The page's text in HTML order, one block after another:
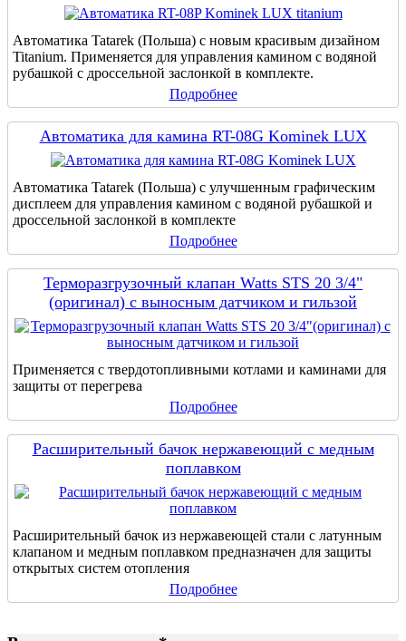
Автоматика Tatarek (Польша) с новым красивым дизайном
Titanium. Применяется для управления камином с водяной
рубашкой с дроссельной заслонкой в комплекте.
Подробнее
Автоматика для камина RT-08G Kominek LUX
Автоматика Tatarek (Польша) с улучшенным графическим
дисплеем для управления камином с водяной рубашкой и
дроссельной заслонкой в комплекте
Подробнее
Терморазгрузочный клапан Watts STS 20 3/4"
(оригинал) с выносным датчиком и гильзой
Применяется с твердотопливными котлами и каминами для
защиты от перегрева
Подробнее
Расширительный бачок нержавеющий с медным
поплавком
Расширительный бачок из нержавеющей стали с латунным
клапаном и медным поплавком предназначен для защиты
открытых систем отопления
Подробнее